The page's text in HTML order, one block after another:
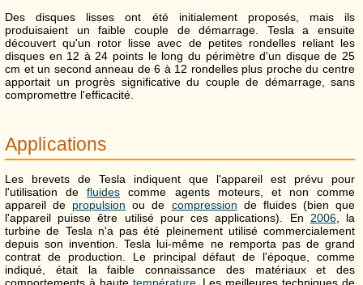
Des disques lisses ont été initialement proposés, mais ils
produisaient un faible couple de démarrage. Tesla a ensuite
découvert qu'un rotor lisse avec de petites rondelles reliant les
disques en 12 à 24 points le long du périmètre d'un disque de 25
cm et un second anneau de 6 à 12 rondelles plus proche du centre
apportait un progrès significative du couple de démarrage, sans
compromettre l'efficacité.
Applications
Les brevets de Tesla indiquent que l'appareil est prévu pour
l'utilisation defluides comme agents moteurs, et non comme
appareil de propulsion ou de compression de fluides (bien que
l'appareil puisse être utilisé pour ces applications). En 2006, la
turbine de Tesla n'a pas été pleinement utilisé commercialement
depuis son invention. Tesla lui-même ne remporta pas de grand
contrat de production. Le principal défaut de l'époque, comme
indiqué, était la faible connaissance des matériaux et des